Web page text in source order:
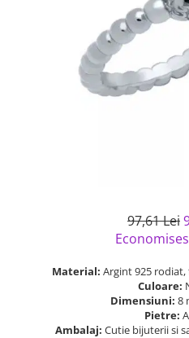
Bijuterii argint placat cu aur
Bijuterii argint cu diverse
Bijuterii gotice si rock
Bijuterii Handmade
Bijuterii fantezie
Solutii si lavete de curatare
97,61 Lei
Material: Argint 925
Culoare:
Dimensiuni: 8
Pietre:
Ambalaj: Cutie bijuterii si